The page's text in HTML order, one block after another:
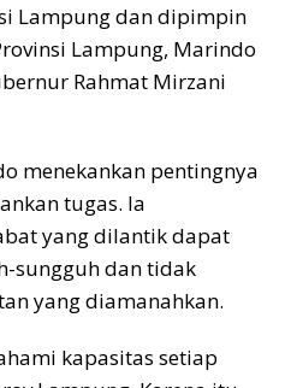
Lampung dan dipimpin
Lampung, Marindo
Rahmat Mirzani
menekankan pentingnya
tugas. Ia
yang dilantik dapat
sungguh dan tidak
yang diamanahkan.
kapasitas setiap